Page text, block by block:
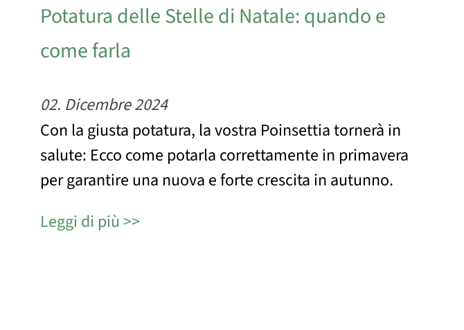
Potatura delle Stelle di Natale: quando e
come farla
02. Dicembre 2024
Con la giusta potatura, la vostra Poinsettia tornerà in
salute: Ecco come potarla correttamente in primavera
per garantire una nuova e forte crescita in autunno.
Leggi di più